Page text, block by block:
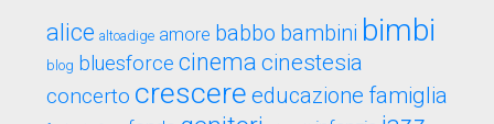
alice altoadige amore babbo bambini bimbi
blog bluesforce cinema cinestesia
concerto crescere educazione famiglia